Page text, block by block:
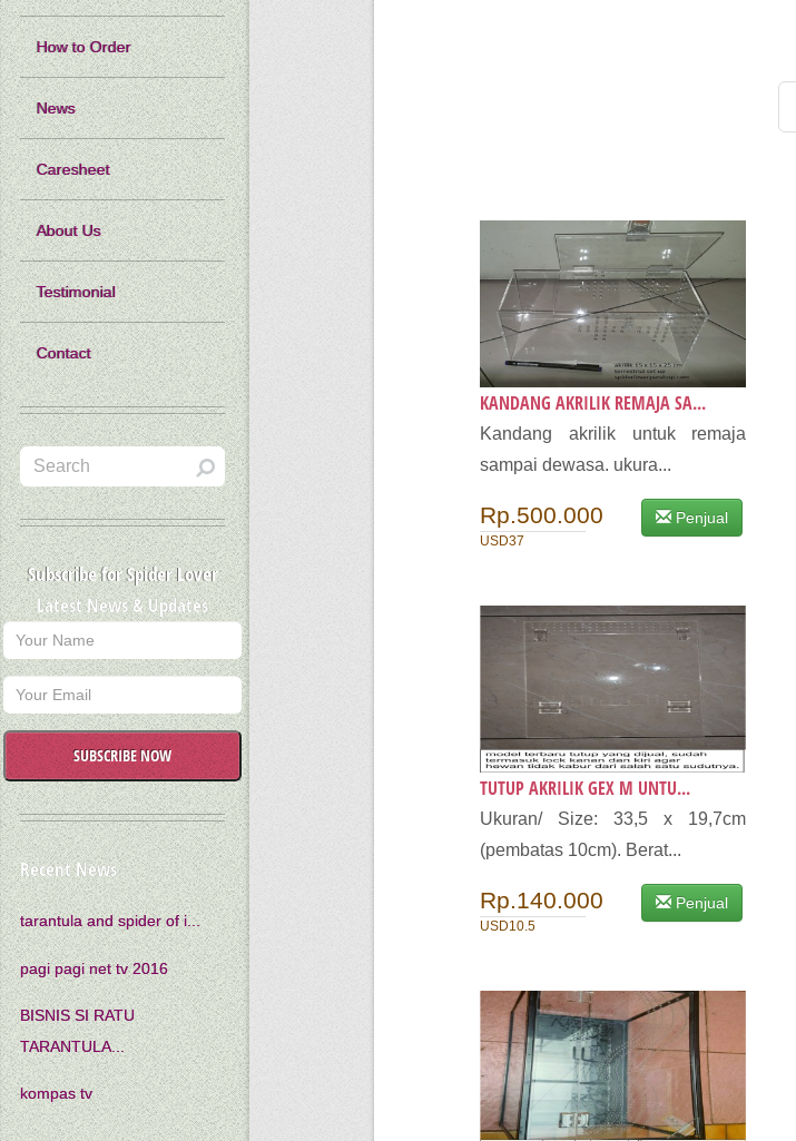
KANDANG AKRILIK REMAJA SA...
Kandang akrilik untuk remaja
sampai dewasa. ​ukura...
Rp.500.000
USD37
Penjual
TUTUP AKRILIK GEX M UNTU...
Ukuran/ Size: 33,5 x 19,7cm
(pembatas 10cm). Berat...
Rp.140.000
USD10.5
Penjual
How to Order
News
Caresheet
About Us
Testimonial
Contact
Subscribe for Spider Lover
Latest News & Updates
SUBSCRIBE NOW
Recent News
tarantula and spider of i...
pagi pagi net tv 2016
BISNIS SI RATU
TARANTULA...
kompas tv